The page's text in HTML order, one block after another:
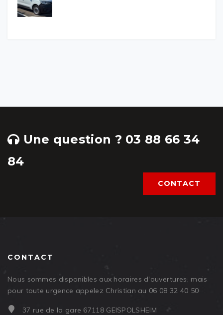
Une question ? 03 88 66 34
84
CONTACT
CONTACT
Nous sommes disponibles aux horaires d'ouvertures, mais
pour toute urgence appelez Christian au 06 08 32 40 50
37 rue de la gare 67118 GEISPOLSHEIM